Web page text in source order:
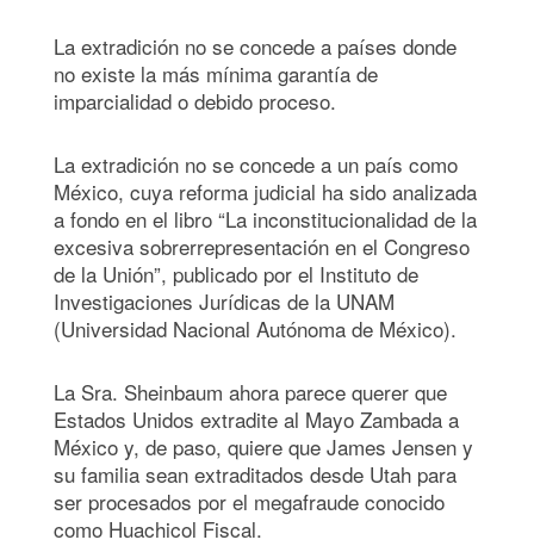
La extradición no se concede a países donde
no existe la más mínima garantía de
imparcialidad o debido proceso.
La extradición no se concede a un país como
México, cuya reforma judicial ha sido analizada
a fondo en el libro “La inconstitucionalidad de la
excesiva sobrerrepresentación en el Congreso
de la Unión”, publicado por el Instituto de
Investigaciones Jurídicas de la UNAM
(Universidad Nacional Autónoma de México).
La Sra. Sheinbaum ahora parece querer que
Estados Unidos extradite al Mayo Zambada a
México y, de paso, quiere que James Jensen y
su familia sean extraditados desde Utah para
ser procesados por el megafraude conocido
como Huachicol Fiscal.